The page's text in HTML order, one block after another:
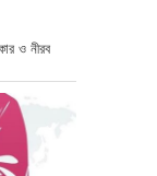
ও নীরব